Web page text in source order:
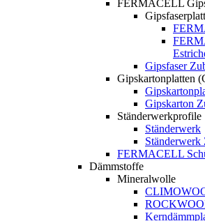
FERMACELL
Gipsfaser
Gipskartonplatten
Gipskarton
Ständerwerkprofile
Ständerwerk
Ständerwerk
FERMACELL
Dämmstoffe
Mineralwolle